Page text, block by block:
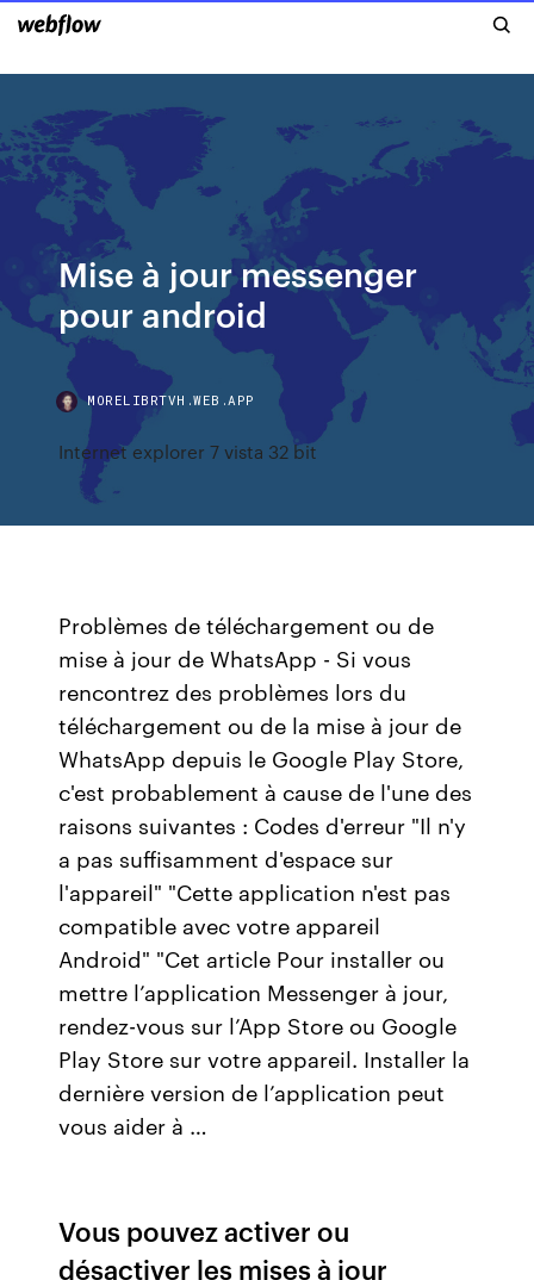
Mise à jour messenger
pour android
MORELIBRTVH.WEB.APP
Internet explorer 7 vista 32 bit
Problèmes de téléchargement ou de
mise à jour de WhatsApp - Si vous
rencontrez des problèmes lors du
téléchargement ou de la mise à jour de
WhatsApp depuis le Google Play Store,
c'est probablement à cause de l'une des
raisons suivantes : Codes d'erreur "Il n'y
a pas suffisamment d'espace sur
l'appareil" "Cette application n'est pas
compatible avec votre appareil
Android" "Cet article Pour installer ou
mettre l’application Messenger à jour,
rendez-vous sur l’App Store ou Google
Play Store sur votre appareil. Installer la
dernière version de l’application peut
vous aider à …
Vous pouvez activer ou
désactiver les mises à jour